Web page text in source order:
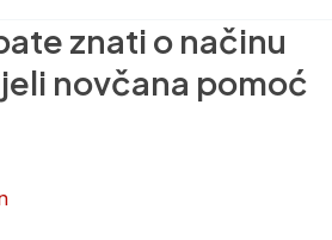
znati o načinu
novčana pomoć